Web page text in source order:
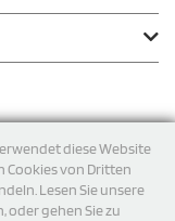
diese Website
Cookies von Dritten
Lesen Sie unsere
oder gehen Sie zu